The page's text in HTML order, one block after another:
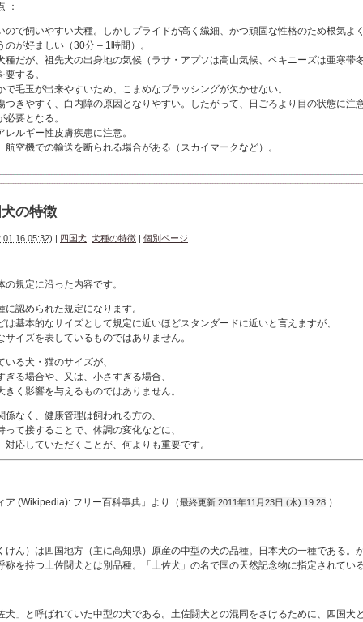
：
ので飼いやすい犬種。しかしプライドが高く繊細、かつ頑固な性格のため根気よ
のが好ましい（30分 – 1時間）。
種だが、祖先犬の出身地の気候（ラサ・アプソは高山気候、ペキニーズは亜寒帯
する。
で毛玉が出来やすいため、こまめなブラッシングが欠かせない。
つきやすく、白内障の原因となりやすい。したがって、日ごろより目の状態に注
必要となる。
レルギー性皮膚疾患に注意。
航空機での輸送を断られる場合がある（スカイマークなど）。
犬の特徴
05:32) | 四国犬 犬種の特徴 | 個別ページ
の規定に沿った内容です。
に認められた規定になります。
は基本的なサイズとして規定に近いほどスタンダードに近いと言えますが、
サイズを表しているものではありません。
いる犬・猫のサイズが、
ぎる場合や、又は、小さすぎる場合、
きく影響を与えるものではありません。
係なく、健康管理は飼われる方の、
って接することで、体調の変化などに、
対応していただくことが、何よりも重要です。
ア (Wikipedia): フリー百科事典」より（最終更新 2011年11月23日 (水) 19:28 ）
けん）は四国地方（主に高知県）原産の中型の犬の品種。日本犬の一種である
称を持つ土佐闘犬とは別品種。「土佐犬」の名で国の天然記念物に指定されている
犬」と呼ばれていた中型の犬である。土佐闘犬との混同をさけるために、四国犬